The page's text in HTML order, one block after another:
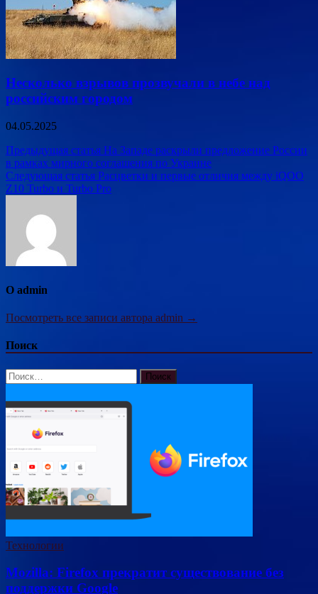
Несколько взрывов прозвучали в небе над
российским городом
04.05.2025
Навигация
по
записям
Предыдущая статья На Западе раскрыли предложение России
в рамках мирного соглашения по Украине
Следующая статья Расцветки и первые отличия между iQOO
Z10 Turbo и Turbo Pro
О admin
Посмотреть все записи автора admin →
Поиск
Найти:
Технологии
Mozilla: Firefox прекратит существование без
поддержки Google